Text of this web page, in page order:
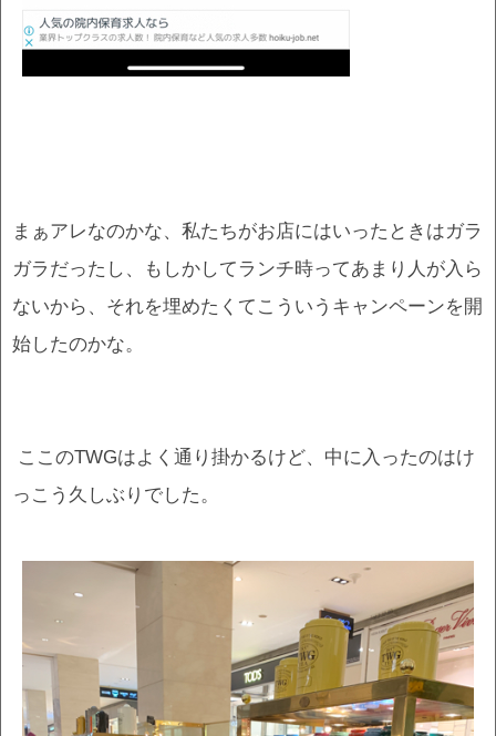
まぁアレなのかな、私たちがお店にはいったときはガラ
ガラだったし、もしかしてランチ時ってあまり人が入ら
ないから、それを埋めたくてこういうキャンペーンを開
始したのかな。
ここのTWGはよく通り掛かるけど、中に入ったのはけ
っこう久しぶりでした。